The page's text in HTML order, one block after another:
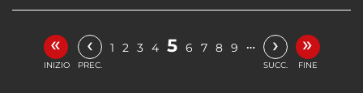
«
INIZIO
‹
PREC.
1 2 3 4 5 6 7 8 9 … ›
SUCC.
»
FINE